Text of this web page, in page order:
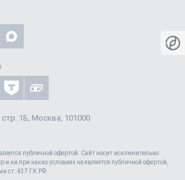
1Б, Москва, 101000
публичной офертой. Cайт носит исключительно
ни при каких условиях не является публичной офертой,
ст. 437 ГК РФ.